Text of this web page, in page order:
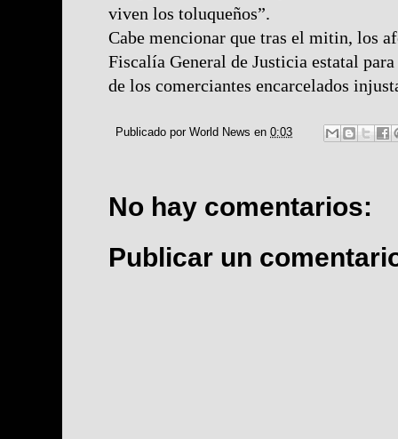
viven los toluqueños”.
Cabe mencionar que tras el mitin, los
Fiscalía General de Justicia estatal
de los comerciantes encarcelados
Publicado por World News en 0:03
No hay comentarios:
Publicar un